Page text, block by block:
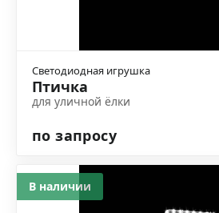
Светодиодная игрушка
Птичка
для уличной ёлки
по запросу
В наличии